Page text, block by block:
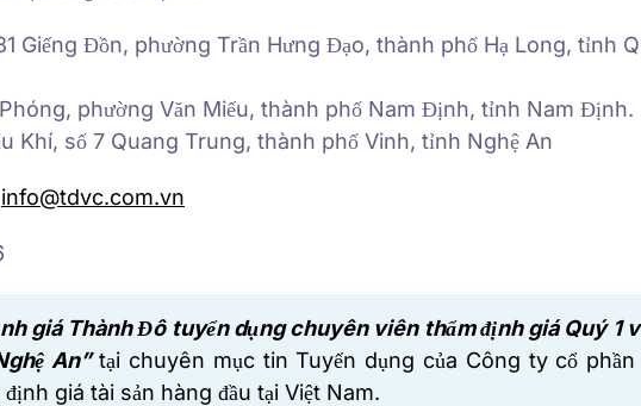
Giếng Đồn, phường Trần Hưng Đạo, thành phố Hạ Long, tỉnh
phường Văn Miếu, thành phố Nam Định, tỉnh Nam Định.
Khí, số 7 Quang Trung, thành phố Vinh, tỉnh Nghệ An
info@tdvc.com.vn
giá Thành Đô tuyển dụng chuyên viên thẩm định giá Quý 1
An” tại chuyên mục tin Tuyển dụng của Công ty cổ phần
giá tài sản hàng đầu tại Việt Nam.